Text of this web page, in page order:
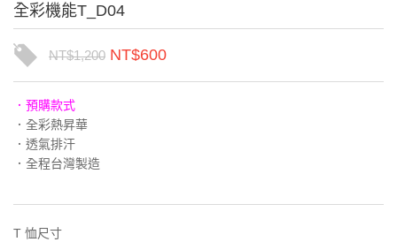
全彩機能T_D04
NT$1,200 NT$600
．預購款式
．全彩熱昇華
．透氣排汗
．全程台灣製造
T 恤尺寸